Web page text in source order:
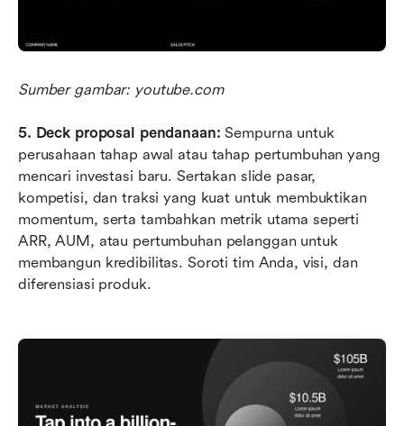
Sumber gambar: youtube.com
5. Deck proposal pendanaan: Sempurna untuk
perusahaan tahap awal atau tahap pertumbuhan yang
mencari investasi baru. Sertakan slide pasar,
kompetisi, dan traksi yang kuat untuk membuktikan
momentum, serta tambahkan metrik utama seperti
ARR, AUM, atau pertumbuhan pelanggan untuk
membangun kredibilitas. Soroti tim Anda, visi, dan
diferensiasi produk.